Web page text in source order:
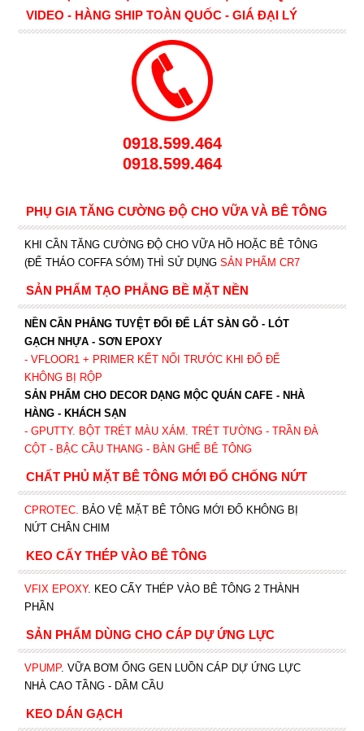
VIDEO - HÀNG SHIP TOÀN QUỐC - GIÁ ĐẠI LÝ
0918.599.464
0918.599.464
PHỤ GIA TĂNG CƯỜNG ĐỘ CHO VỮA VÀ BÊ TÔNG
KHI CẦN TĂNG CƯỜNG ĐỘ CHO VỮA HỒ HOẶC BÊ TÔNG
(ĐỂ THÁO COFFA SỚM) THÌ SỬ DỤNG SẢN PHẨM CR7
SẢN PHẨM TẠO PHẲNG BỀ MẶT NỀN
NỀN CẦN PHẲNG TUYỆT ĐỐI ĐỂ LÁT SÀN GỖ - LÓT
GẠCH NHỰA - SƠN EPOXY
- VFLOOR1+ PRIMER KẾT NỐI TRƯỚC KHI ĐỔ ĐỂ
KHÔNG BỊ RỘP
SẢN PHẨM CHO DECOR DẠNG MỘC QUÁN CAFE - NHÀ
HÀNG - KHÁCH SẠN
- GPUTTY. BỘT TRÉT MÀU XÁM. TRÉT TƯỜNG - TRẦN ĐÀ
CỘT - BẬC CẦU THANG - BÀN GHẾ BÊ TÔNG
CHẤT PHỦ MẶT BÊ TÔNG MỚI ĐỔ CHỐNG NỨT
CPROTEC. BẢO VỆ MẶT BÊ TÔNG MỚI ĐỔ KHÔNG BỊ
NỨT CHÂN CHIM
KEO CẤY THÉP VÀO BÊ TÔNG
VFIX EPOXY. KEO CẤY THÉP VÀO BÊ TÔNG 2 THÀNH
PHẦN
SẢN PHẨM DÙNG CHO CÁP DỰ ỨNG LỰC
VPUMP. VỮA BƠM ỐNG GEN LUỒN CÁP DỰ ỨNG LỰC
NHÀ CAO TẦNG - DẦM CẦU
KEO DÁN GẠCH